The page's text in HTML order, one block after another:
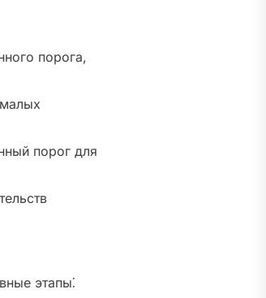
порога,
порог для
этапы⁚